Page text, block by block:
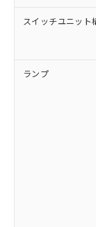
スイッチユニット
ランプ
対
非含有